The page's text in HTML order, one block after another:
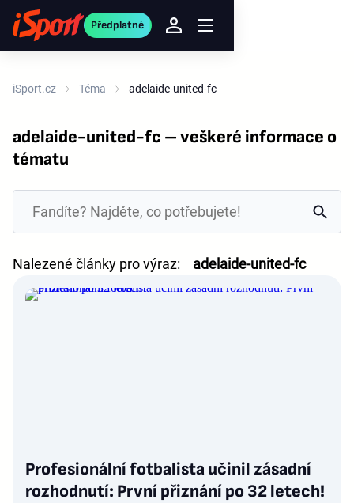
Předplatné
iSport.cz Téma adelaide-united-fc
adelaide-united-fc – veškeré informace o
tématu
Nalezené články pro výraz: adelaide-united-fc
Profesionální fotbalista učinil zásadní
rozhodnutí: První přiznání po 32 letech!